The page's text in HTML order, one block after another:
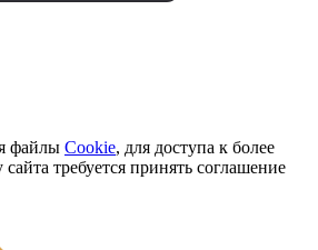
файлы Cookie, для доступа к более
требуется принять соглашение